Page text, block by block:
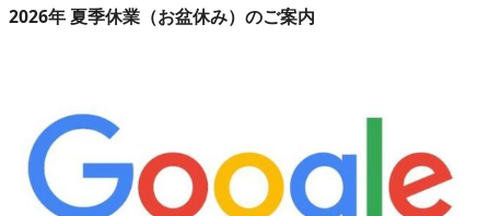
2026年 夏季休業（お盆休み）のご案内